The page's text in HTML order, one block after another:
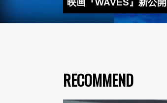
映画『WAVES』新公
RECOMMEND